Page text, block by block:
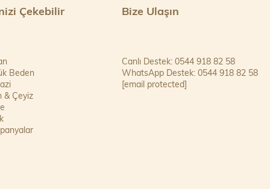
Çekebilir
Beden
& Çeyiz
Bize Ulaşın
Canlı Destek: 0544 918 82 58
WhatsApp Destek: 0544 918 82 58
[email protected]